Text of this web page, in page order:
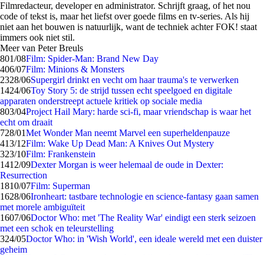
Filmredacteur, developer en administrator. Schrijft graag, of het nou
code of tekst is, maar het liefst over goede films en tv-series. Als hij
niet aan het bouwen is natuurlijk, want de techniek achter FOK! staat
immers ook niet stil.
Meer van Peter Breuls
801/08Film: Spider-Man: Brand New Day
406/07Film: Minions & Monsters
2328/06Supergirl drinkt en vecht om haar trauma's te verwerken
1424/06Toy Story 5: de strijd tussen echt speelgoed en digitale
apparaten onderstreept actuele kritiek op sociale media
803/04Project Hail Mary: harde sci-fi, maar vriendschap is waar het
echt om draait
728/01Met Wonder Man neemt Marvel een superheldenpauze
413/12Film: Wake Up Dead Man: A Knives Out Mystery
323/10Film: Frankenstein
1412/09Dexter Morgan is weer helemaal de oude in Dexter:
Resurrection
1810/07Film: Superman
1628/06Ironheart: tastbare technologie en science-fantasy gaan samen
met morele ambiguïteit
1607/06Doctor Who: met 'The Reality War' eindigt een sterk seizoen
met een schok en teleurstelling
324/05Doctor Who: in 'Wish World', een ideale wereld met een duister
geheim